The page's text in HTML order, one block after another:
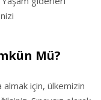
Mü?
için, ülkemizin